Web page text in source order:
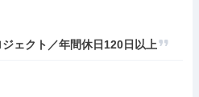
ェクト／年間休日120日以上